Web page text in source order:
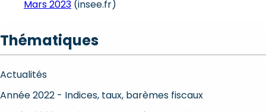
Mars 2023 (insee.fr)
Thématiques
Actualités
Année 2022 - Indices, taux, barèmes fiscaux